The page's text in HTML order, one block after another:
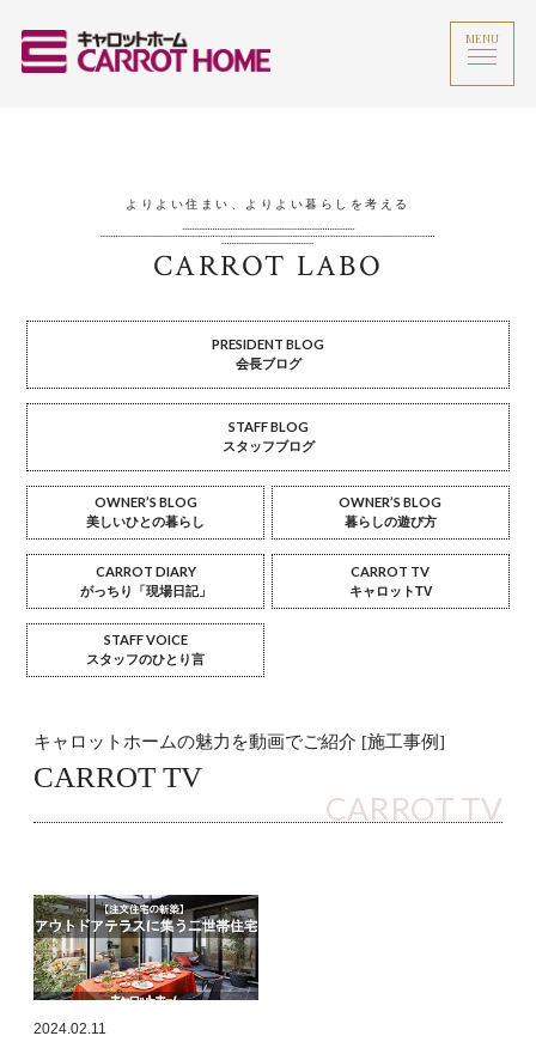
MENU
よりよい住まい、よりよい暮らしを考える
CARROT LABO
PRESIDENT BLOG
会長ブログ
STAFF BLOG
スタッフブログ
OWNER’S BLOG
美しいひとの暮らし
OWNER’S BLOG
暮らしの遊び方
CARROT DIARY
がっちり「現場日記」
CARROT TV
キャロットTV
STAFF VOICE
スタッフのひとり言
キャロットホームの魅力を動画でご紹介 [施工事例]
CARROT TV
CARROT TV
2024.02.11